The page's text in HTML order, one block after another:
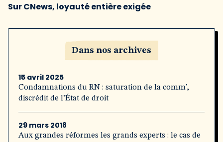
Sur CNews, loyauté entière exigée
Dans nos archives
15 avril 2025
Condamnations du RN : saturation de la comm’,
discrédit de l’État de droit
29 mars 2018
Aux grandes réformes les grands experts : le cas de